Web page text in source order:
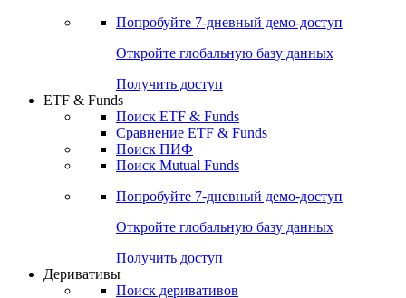
Попробуйте 7-дневный демо-доступ
Откройте глобальную базу данных
Получить доступ
ETF & Funds
Поиск ETF & Funds
Сравнение ETF & Funds
Поиск ПИФ
Поиск Mutual Funds
Попробуйте 7-дневный демо-доступ
Откройте глобальную базу данных
Получить доступ
Деривативы
Поиск деривативов